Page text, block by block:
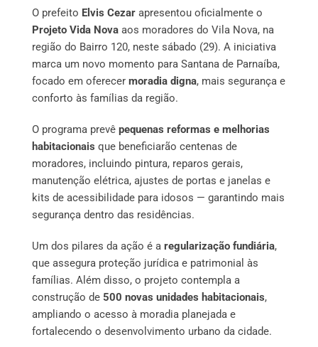
O prefeito Elvis Cezar apresentou oficialmente o
Projeto Vida Nova aos moradores do Vila Nova, na
região do Bairro 120, neste sábado (29). A iniciativa
marca um novo momento para Santana de Parnaíba,
focado em oferecer moradia digna, mais segurança e
conforto às famílias da região.
O programa prevê pequenas reformas e melhorias
habitacionais que beneficiarão centenas de
moradores, incluindo pintura, reparos gerais,
manutenção elétrica, ajustes de portas e janelas e
kits de acessibilidade para idosos — garantindo mais
segurança dentro das residências.
Um dos pilares da ação é a regularização fundiária,
que assegura proteção jurídica e patrimonial às
famílias. Além disso, o projeto contempla a
construção de 500 novas unidades habitacionais,
ampliando o acesso à moradia planejada e
fortalecendo o desenvolvimento urbano da cidade.